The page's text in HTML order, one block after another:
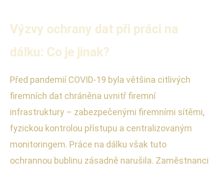
Výzvy ochrany dat při práci na
dálku: Co je jinak?
Před pandemií COVID-19 byla většina citlivých
firemních dat chráněna uvnitř firemní
infrastruktury – zabezpečenými firemními sítěmi,
fyzickou kontrolou přístupu a centralizovaným
monitoringem. Práce na dálku však tuto
ochrannou bublinu zásadně narušila. Zaměstnanci